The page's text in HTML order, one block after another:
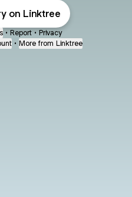
on Linktree
• Report • Privacy
• More from Linktree